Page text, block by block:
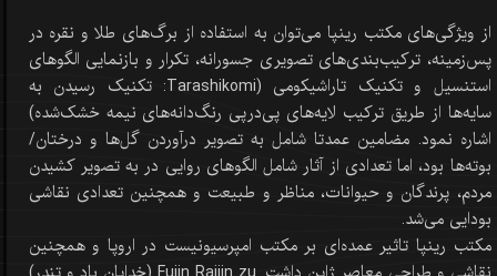
از ویژگی‌های مکتب رینپا می‌توان به استفاده از برگ‌های طلا و نقره در
پس‌زمینه، ترکیب‌بندی‌های تصویری جسورانه، تکرار و بازنمایی الگوهای
استنسیل و تکنیک تاراشیکومی (Tarashikomi: تکنیک رسیدن به
سایه‌ها از طریق ترکیب لایه‌های پی‌در‌پی رنگ‌دانه‌های نیمه خشک‌شده)
اشاره نمود. مضامین عمدتا شامل به تصویر درآوردن گل‌ها و درختان/
بوته‌ها بود، اما تعدادی از آثار شامل الگوهای روایی در به تصویر کشیدن
مردم، پرندگان و حیوانات، مناظر و طبیعت و همچنین تعدادی نقاشی
بودایی می‌شد.
مکتب رینپا تاثیر عمده‌ای بر مکتب امپرسیونیست در اروپا و همچنین